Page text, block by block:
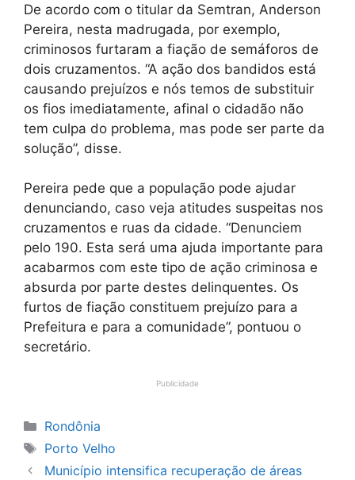
De acordo com o titular da Semtran, Anderson
Pereira, nesta madrugada, por exemplo,
criminosos furtaram a fiação de semáforos de
dois cruzamentos. “A ação dos bandidos está
causando prejuízos e nós temos de substituir
os fios imediatamente, afinal o cidadão não
tem culpa do problema, mas pode ser parte da
solução”, disse.
Pereira pede que a população pode ajudar
denunciando, caso veja atitudes suspeitas nos
cruzamentos e ruas da cidade. “Denunciem
pelo 190. Esta será uma ajuda importante para
acabarmos com este tipo de ação criminosa e
absurda por parte destes delinquentes. Os
furtos de fiação constituem prejuízo para a
Prefeitura e para a comunidade”, pontuou o
secretário.
Publicidade
Categorias
Rondônia
Tags
Porto Velho
Município intensifica recuperação de áreas